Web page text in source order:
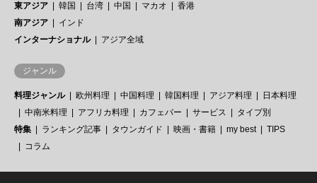
東アジア
韓国 台湾 中国 マカオ
香港
南アジア
インド
インターナショナル
アジア全域
ジャンル
料理ジャンル 欧州料理 中国料理 韓国料理 アジア料理
日本料理
中南米料理
アフリカ料理 カフェバー サービス
タイプ別
特集
ランキング記事 タウンガイド 映画・書籍 my best
TIPS
コラム